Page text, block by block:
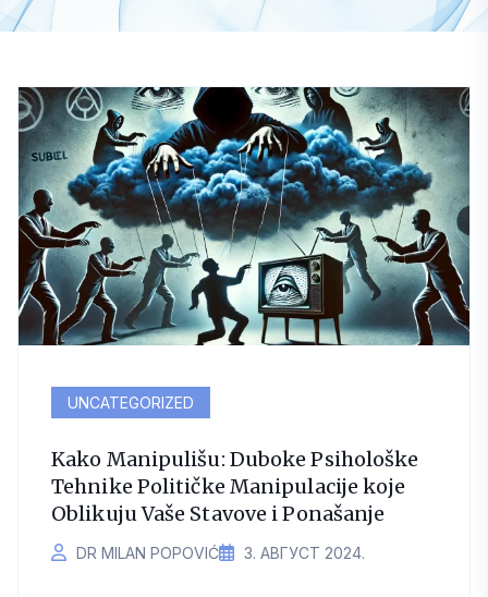
UNCATEGORIZED
Kako Manipulišu: Duboke Psihološke
Tehnike Političke Manipulacije koje
Oblikuju Vaše Stavove i Ponašanje
DR MILAN POPOVIĆ 3. АВГУСТ 2024.